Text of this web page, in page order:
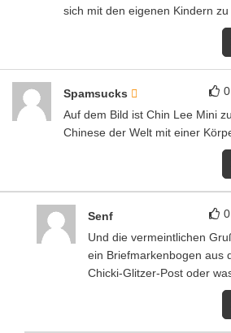
sich mit den eigenen Kindern
0
Spamsucks
Auf dem Bild ist Chin Lee Mini
Chinese der Welt mit einer
0
Senf
Und die vermeintlichen
ein Briefmarkenbogen aus
Chicki-Glitzer-Post oder